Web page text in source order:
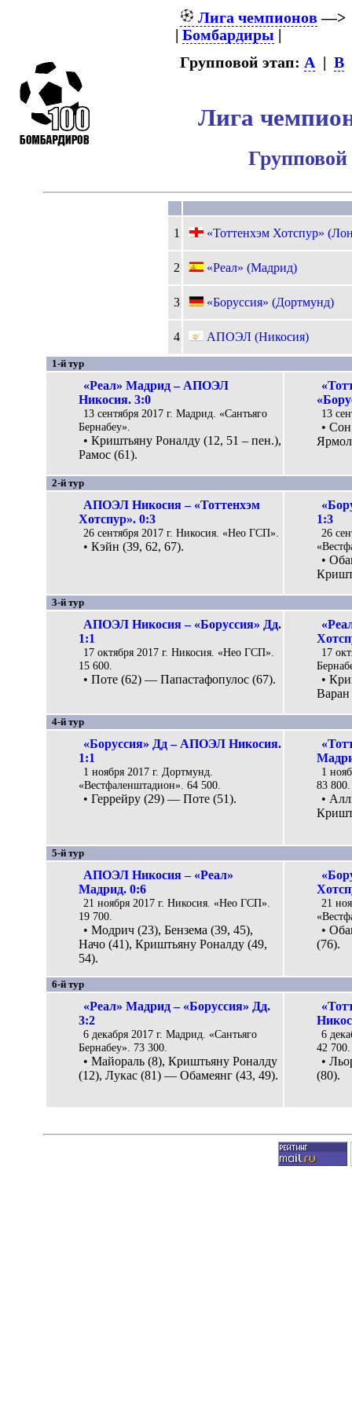
Лига чемпионов
Бомбардиры
Групповой этап: A |B
Лига
1 «Тоттенхэм Хотспур»
2 «Реал» (Мадрид)
3 «Боруссия» (Дортмунд)
4 АПОЭЛ (Никосия)
1-й тур
«Реал» Мадрид – АПОЭЛ
Никосия. 3:0
13 сентября 2017 г. Мадрид. «Сантьяго
Бернабеу».
• Криштьяну Роналду (12, 51 – пен.),
Рамос (61).
13
•
2-й тур
АПОЭЛ Никосия – «Тоттенхэм
Хотспур». 0:3
26 сентября 2017 г. Никосия. «Нео ГСП».
• Кэйн (39, 62, 67).
1:3
26
•
3-й тур
АПОЭЛ Никосия – «Боруссия» Дд.
1:1
17 октября 2017 г. Никосия. «Нео ГСП».
15 600.
• Поте (62) — Папастафопулос (67).
17
•
Варан
4-й тур
«Боруссия» Дд – АПОЭЛ Никосия.
1:1
1 ноября 2017 г. Дортмунд.
«Вестфаленштадион». 64 500.
• Геррейру (29) — Поте (51).
1
83 800.
•
5-й тур
АПОЭЛ Никосия – «Реал»
Мадрид. 0:6
21 ноября 2017 г. Никосия. «Нео ГСП».
19 700.
• Модрич (23), Бензема (39, 45),
Начо (41), Криштьяну Роналду (49,
54).
21
•
(76).
6-й тур
«Реал» Мадрид – «Боруссия» Дд.
3:2
6 декабря 2017 г. Мадрид. «Сантьяго
Бернабеу». 73 300.
• Майораль (8), Криштьяну Роналду
(12), Лукас (81) — Обамеянг (43, 49).
6
42 700.
•
(80).